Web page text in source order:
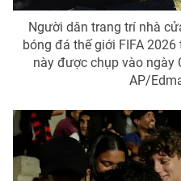
Người dân trang trí nhà
bóng đá thế giới FIFA
này được chụp vào ngày
AP/